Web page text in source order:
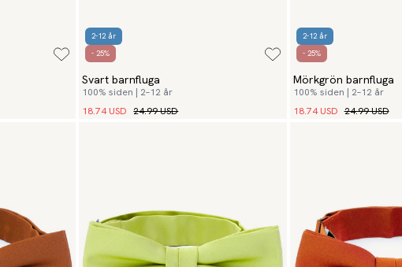
2-12 år
- 25%
Svart barnfluga
100% siden | 2–12 år
18.74 USD 24.99 USD
2-12 år
- 25%
Mörkgrön barnfluga
100% siden | 2–12 år
18.74 USD 24.99 USD